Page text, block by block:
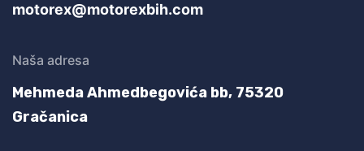
motorex@motorexbih.com
Naša adresa
Mehmeda Ahmedbegovića bb, 75320
Gračanica